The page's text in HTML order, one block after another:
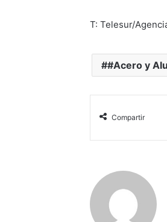
T: Telesur/
#Acero y
Compartir